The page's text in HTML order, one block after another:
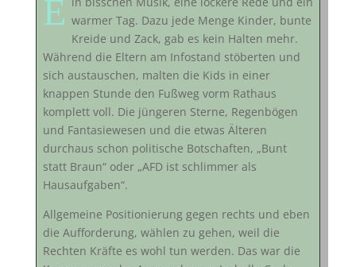
E warmer Tag. Dazu jede Menge Kinder, bunte
Kreide und Zack, gab es kein Halten mehr.
Während die Eltern am Infostand stöberten und
sich austauschen, malten die Kids in einer
knappen Stunde den Fußweg vorm Rathaus
komplett voll. Die jüngeren Sterne, Regenbögen
und Fantasiewesen und die etwas Älteren
durchaus schon politische Botschaften, „Bunt
statt Braun“ oder „AFD ist schlimmer als
Hausaufgaben“.
Allgemeine Positionierung gegen rechts und eben
die Aufforderung, wählen zu gehen, weil die
Rechten Kräfte es wohl tun werden. Das war die